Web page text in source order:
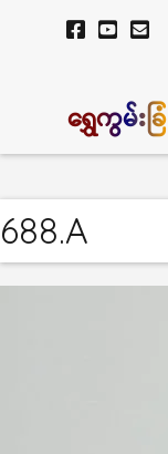
ရွှေကွမ်းခြံ
688.A